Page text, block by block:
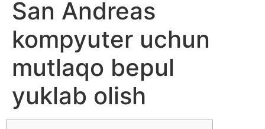
San Andreas
kompyuter uchun
mutlaqo bepul
yuklab olish